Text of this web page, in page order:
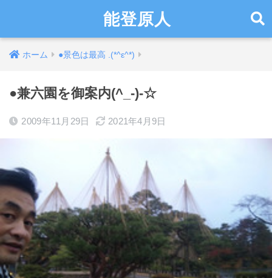
能登原人
ホーム ●景色は最高 .(*^ε^*)
●兼六園を御案内(^_-)-☆
2009年11月29日 2021年4月9日